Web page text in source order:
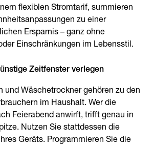
flexiblen Stromtarif, summieren
zu einer
Ersparnis – ganz ohne
Einschränkungen im Lebensstil.
Zeitfenster verlegen
und Wäschetrockner gehören zu den
im Haushalt. Wer die
Feierabend anwirft, trifft genau in
Nutzen Sie stattdessen die
Geräts. Programmieren Sie die